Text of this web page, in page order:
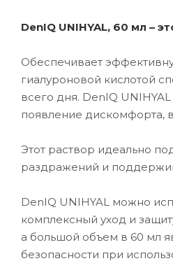
DenIQ UNIHYAL, 60 мл –
Обеспечивает
гиалуроновой кислотой
всего дня. DenIQ
появление дискомфорта,
Этот раствор идеально
раздражений и
DenIQ UNIHYAL можно
комплексный уход и
а большой объем в 60 мл
безопасности при